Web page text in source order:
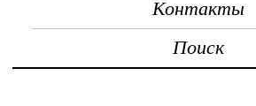
Контакты
Поиск